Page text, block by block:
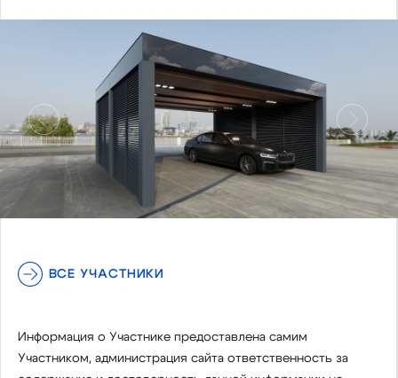
Предыдущий
ВСЕ УЧАСТНИКИ
Информация о Участнике предоставлена самим
Участником, администрация сайта ответственность за